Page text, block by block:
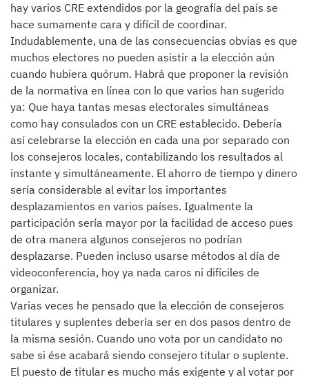
hay varios CRE extendidos por la geografía del país se
hace sumamente cara y difícil de coordinar.
Indudablemente, una de las consecuencias obvias es que
muchos electores no pueden asistir a la elección aún
cuando hubiera quórum. Habrá que proponer la revisión
de la normativa en línea con lo que varios han sugerido
ya: Que haya tantas mesas electorales simultáneas
como hay consulados con un CRE establecido. Debería
así celebrarse la elección en cada una por separado con
los consejeros locales, contabilizando los resultados al
instante y simultáneamente. El ahorro de tiempo y dinero
sería considerable al evitar los importantes
desplazamientos en varios países. Igualmente la
participación sería mayor por la facilidad de acceso pues
de otra manera algunos consejeros no podrían
desplazarse. Pueden incluso usarse métodos al día de
videoconferencia, hoy ya nada caros ni difíciles de
organizar.
Varias veces he pensado que la elección de consejeros
titulares y suplentes debería ser en dos pasos dentro de
la misma sesión. Cuando uno vota por un candidato no
sabe si ése acabará siendo consejero titular o suplente.
El puesto de titular es mucho más exigente y al votar por